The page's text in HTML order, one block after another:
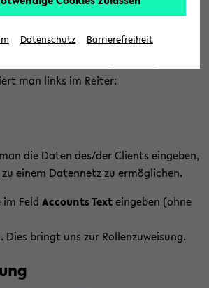
kön­nen im Guest­por­tal im­por­tiert
man links im Rei­ter:
die Daten des/der Cli­ents ein­ge­ben,
einem Da­ten­netz zu er­mög­li­chen.
im Feld Ac­counts Textein­ge­ben (ohne
Dies bringt uns zur Rol­len­zu­wei­sung.
Datenschutz Barrierefreiheit